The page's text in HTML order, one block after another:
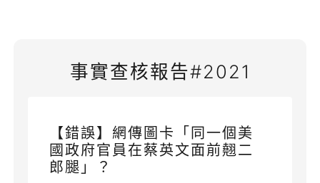
事實查核報告#2021
【錯誤】網傳圖卡「同一個美
國政府官員在蔡英文面前翹二
郎腿」？